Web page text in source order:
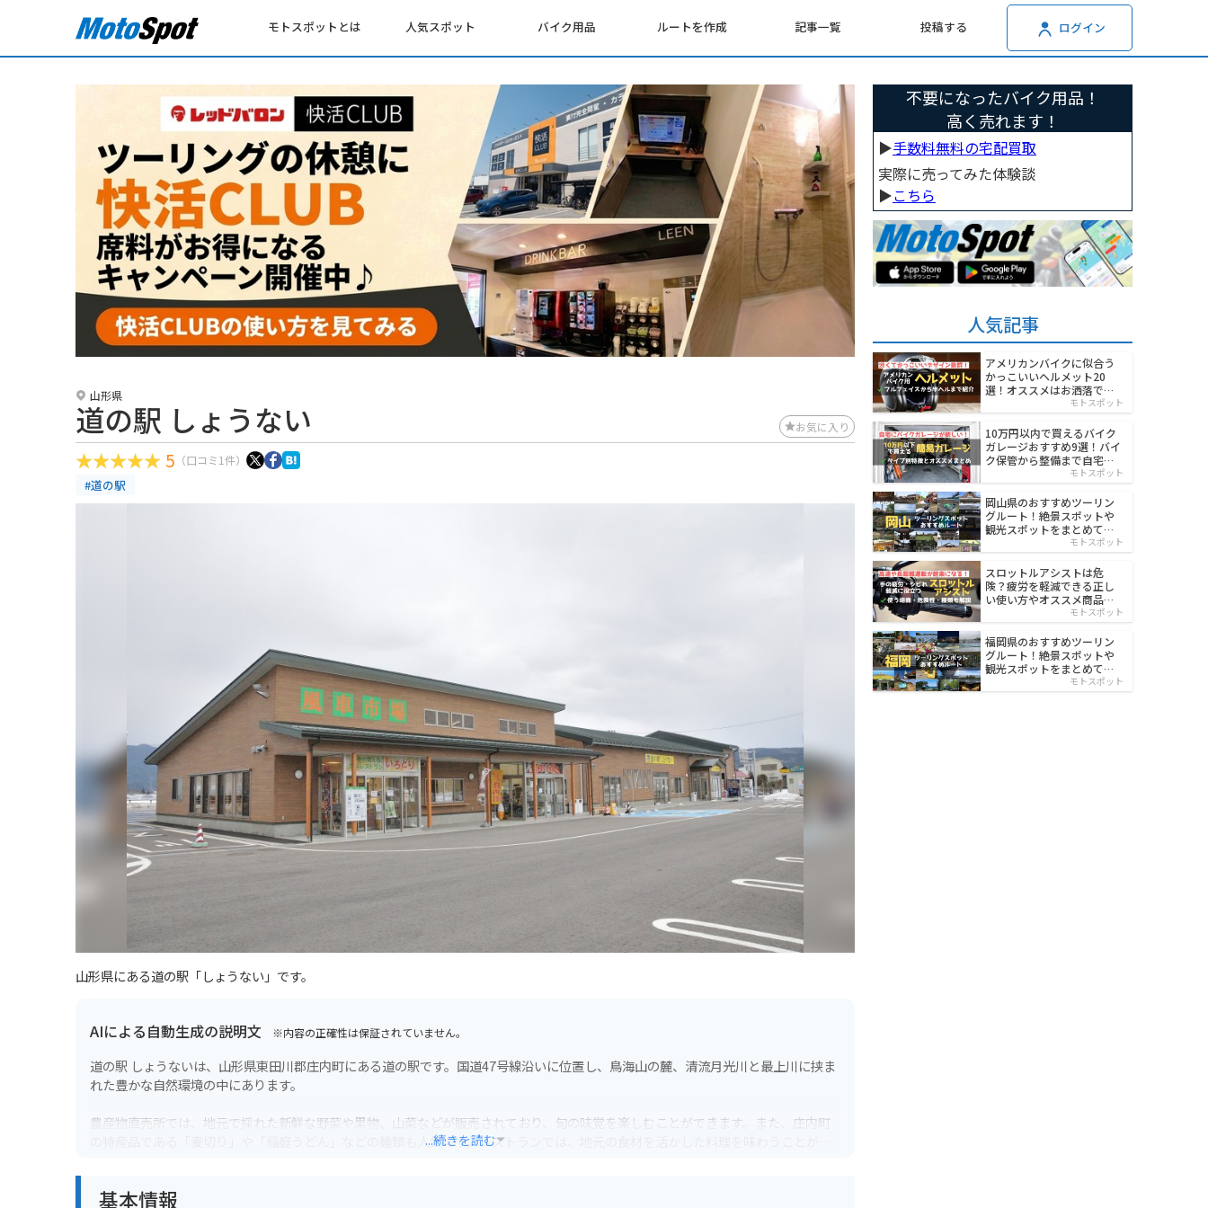
モトスポットとは 人気スポット バイク用品 ルートを作成 記事一覧 投稿する ログイン
山形県
道の駅 しょうない お気に入り
5 （口コミ1件）
#道の駅
山形県にある道の駅「しょうない」です。
AIによる自動生成の説明文 ※内容の正確性は保証されていません。
道の駅 しょうないは、山形県東田川郡庄内町にある道の駅です。国道47号線沿いに位置し、鳥海山の麓、清流月光川と最上川に挟ま
れた豊かな自然環境の中にあります。
農産物直売所では、地元で採れた新鮮な野菜や果物、山菜などが販売されており、旬の味覚を楽しむことができます。また、庄内町
の特産品である「麦切り」や「稲庭うどん」などの麺類も人気です。レストランでは、地元の食材を活かした料理を味わうことがで
バイクで訪れる場合、道の駅 しょうないは、日本海沿岸を走る国道7号線や、鳥海ブルーラインなど、景観の良いルートの途中に位
...続きを読む
基本情報
不要になったバイク用品！
高く売れます！
▶︎手数料無料の宅配買取
実際に売ってみた体験談
▶︎こちら
人気記事
アメリカンバイクに似合う
かっこいいヘルメット20
選！オススメはお洒落でワ
モトスポット
10万円以内で買えるバイク
ガレージおすすめ9選！バイ
ク保管から整備まで自宅で
モトスポット
岡山県のおすすめツーリン
グルート！絶景スポットや
観光スポットをまとめて紹
モトスポット
スロットルアシストは危
険？疲労を軽減できる正し
い使い方やオススメ商品を
モトスポット
福岡県のおすすめツーリン
グルート！絶景スポットや
観光スポットをまとめて紹
モトスポット